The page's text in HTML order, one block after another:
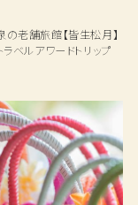
の老舗旅館【皆生松月】
ラベルアワードトリップ